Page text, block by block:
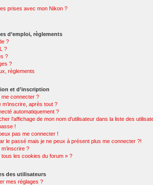
prises avec mon Nikon ?
d’emploi, règlements
?
?
?
?
règlements
et d’inscription
me connecter ?
m’inscrire, après tout ?
automatiquement ?
l’affichage de mon nom d’utilisateur dans la liste des
!
pas me connecter !
le passé mais je ne peux à présent plus me connecter ?!
?
les cookies du forum » ?
des utilisateurs
mes réglages ?